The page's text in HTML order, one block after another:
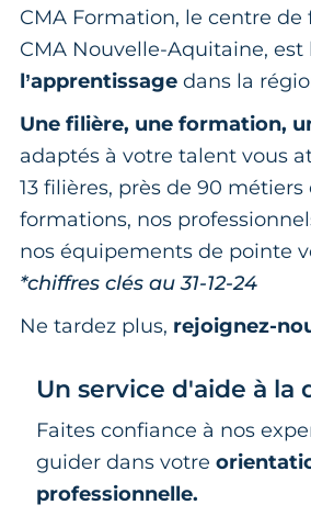
CMA Formation, le centre
CMA Nouvelle-Aquitaine, est
l’apprentissage dans la
Une filière, une formation,
adaptés à votre talent vous
13 filières, près de 90 métiers
formations, nos
nos équipements de pointe
*chiffres clés au 31-12-24
Ne tardez plus, rejoignez-
Un service d'aide à la
Faites confiance à nos
guider dans votre
professionnelle.